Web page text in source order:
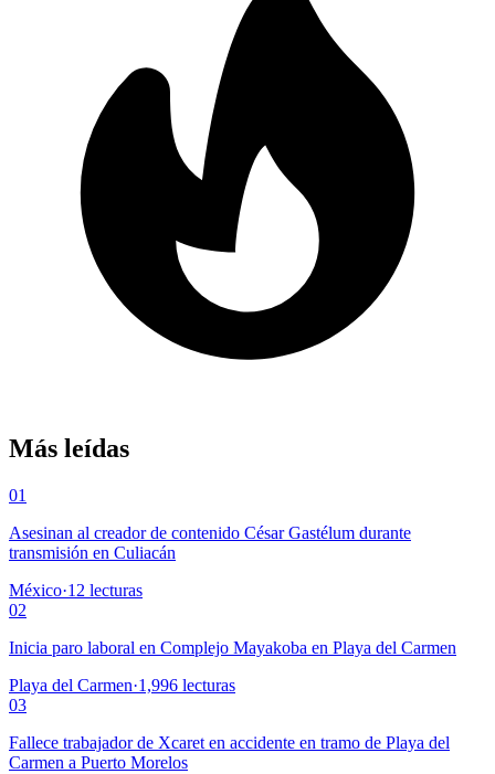
Más leídas
01
Asesinan al creador de contenido César Gastélum durante
transmisión en Culiacán
México·12 lecturas
02
Inicia paro laboral en Complejo Mayakoba en Playa del Carmen
Playa del Carmen·1,996 lecturas
03
Fallece trabajador de Xcaret en accidente en tramo de Playa del
Carmen a Puerto Morelos